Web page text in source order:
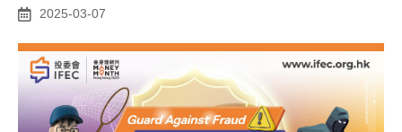
2025-03-07